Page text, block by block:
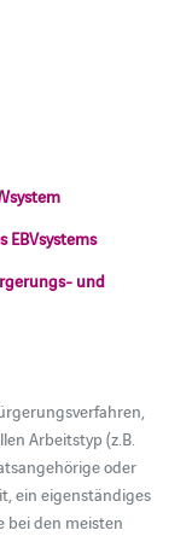
EBVsystems
und
Arbeitstyp (z.B.
oder
ein eigenständiges
bei den meisten